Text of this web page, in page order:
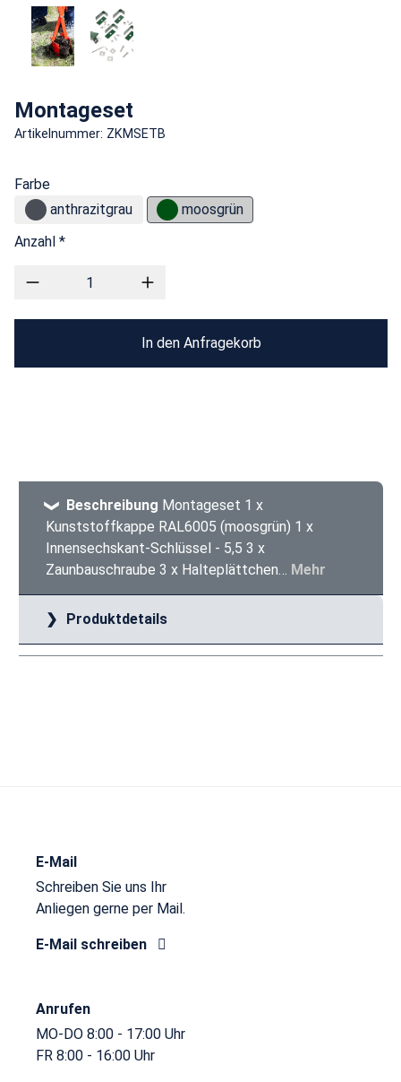
Montageset
Artikelnummer: ZKMSETB
Farbe
anthrazitgrau
moosgrün
Anzahl *
In den Anfragekorb
Beschreibung Montageset 1 x
Kunststoffkappe RAL6005 (moosgrün) 1 x
Innensechskant-Schlüssel - 5,5 3 x
Zaunbauschraube 3 x Halteplättchen… Mehr
Produktdetails
E-Mail
Schreiben Sie uns Ihr
Anliegen gerne per Mail.
E-Mail schreiben
Anrufen
MO-DO 8:00 - 17:00 Uhr
FR 8:00 - 16:00 Uhr